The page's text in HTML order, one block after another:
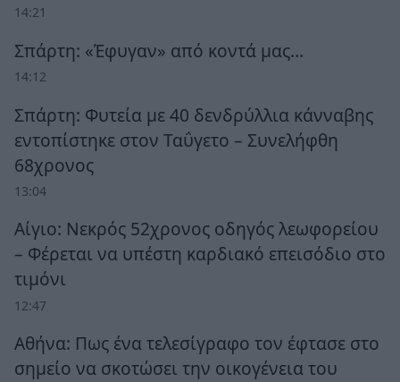
14:21
Σπάρτη: «Έφυγαν» από κοντά μας…
14:12
Σπάρτη: Φυτεία με 40 δενδρύλλια κάνναβης
εντοπίστηκε στον Ταΰγετο – Συνελήφθη
68χρονος
13:04
Αίγιο: Νεκρός 52χρονος οδηγός λεωφορείου
– Φέρεται να υπέστη καρδιακό επεισόδιο στο
τιμόνι
12:47
Αθήνα: Πως ένα τελεσίγραφο τον έφτασε στο
σημείο να σκοτώσει την οικογένεια του